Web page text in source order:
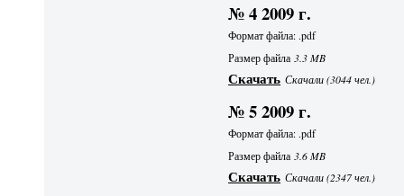
№ 4 2009 г.
Формат файла: .pdf
Размер файла3.3 MB
Скачать Скачали (3044 чел.)
№ 5 2009 г.
Формат файла: .pdf
Размер файла3.6 MB
Скачать Скачали (2347 чел.)